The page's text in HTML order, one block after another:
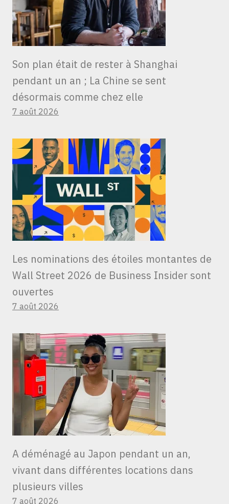
Son plan était de rester à Shanghai
pendant un an ; La Chine se sent
désormais comme chez elle
7 août 2026
Les nominations des étoiles montantes de
Wall Street 2026 de Business Insider sont
ouvertes
7 août 2026
A déménagé au Japon pendant un an,
vivant dans différentes locations dans
plusieurs villes
7 août 2026